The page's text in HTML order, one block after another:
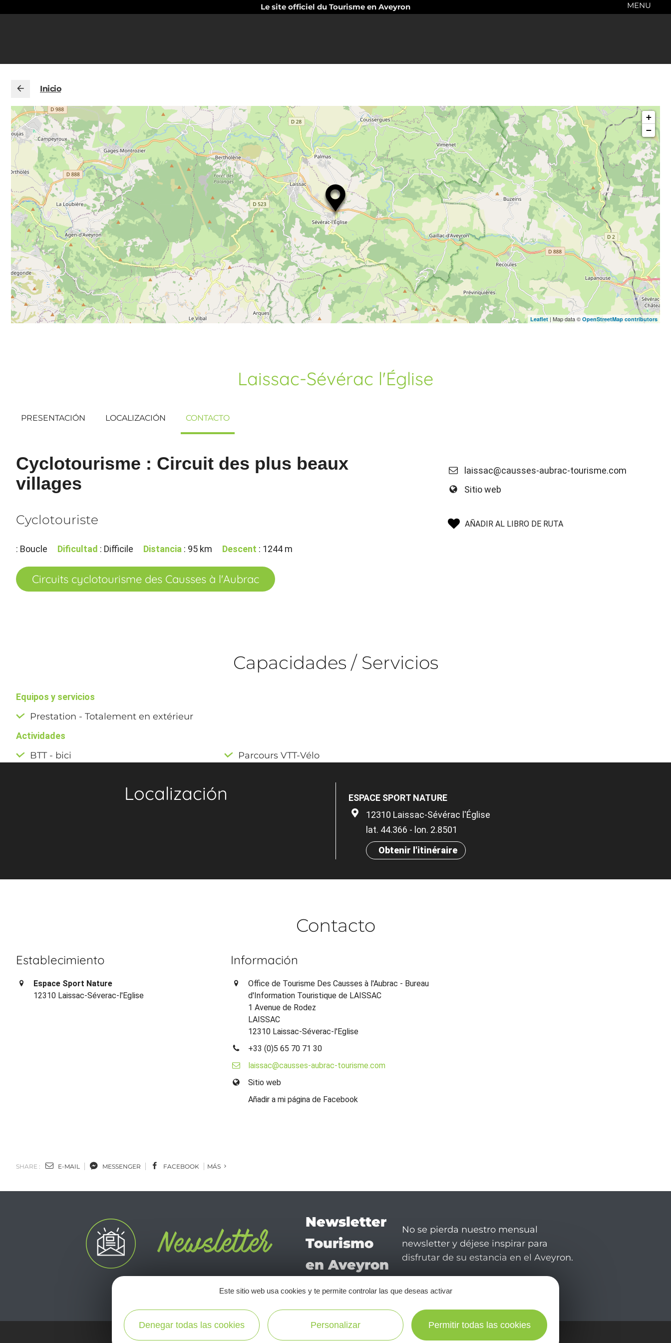
Le site officiel du Tourisme en Aveyron MENU
Inicio
+
−
Leaflet| Map data © OpenStreetMap contributors
Laissac-Sévérac l'Église
PRESENTACIÓN LOCALIZACIÓN CONTACTO
Cyclotourisme : Circuit des plus beaux
villages
Cyclotouriste
: Boucle Dificultad : Difficile Distancia : 95 km Descent : 1244 m
Circuits cyclotourisme des Causses à l'Aubrac
laissac@causses-aubrac-tourisme.com
Sitio web
AÑADIR AL LIBRO DE RUTA
Capacidades / Servicios
Equipos y servicios
Prestation - Totalement en extérieur
Actividades
BTT - bici Parcours VTT-Vélo
Localización
ESPACE SPORT NATURE
12310 Laissac-Sévérac l'Église
lat. 44.366 - lon. 2.8501
Obtenir l'itinéraire
Contacto
Establecimiento
Espace Sport Nature
12310 Laissac-Séverac-l'Eglise
Información
Office de Tourisme Des Causses à l'Aubrac - Bureau
d'Information Touristique de LAISSAC
1 Avenue de Rodez
LAISSAC
12310 Laissac-Séverac-l'Eglise
+33 (0)5 65 70 71 30
laissac@causses-aubrac-tourisme.com
Sitio web
Añadir a mi página de Facebook
SHARE : E-MAIL MESSENGER FACEBOOK MÁS
Newsletter
Tourismo
en Aveyron
No se pierda nuestro mensual
newsletter y déjese inspirar para
disfrutar de su estancia en el Aveyron.
¡SUSCRÍBASE A NUESTRO NEWSLETTER AQUÍ!
Este sitio web usa cookies y te permite controlar las que deseas activar
Denegar todas las cookies Personalizar Permitir todas las cookies